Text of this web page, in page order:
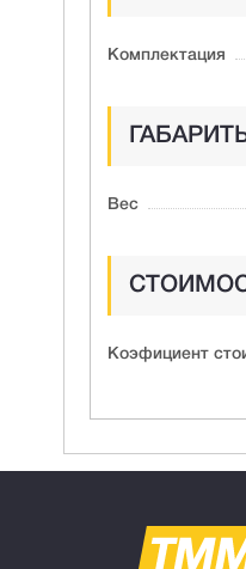
Комплектация
Вес
Коэфициент